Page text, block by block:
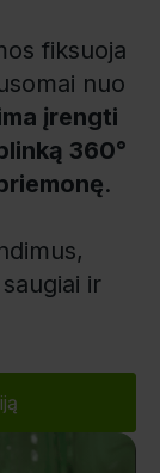
fiksuoja
nuo
įrengti
360°
.
ir